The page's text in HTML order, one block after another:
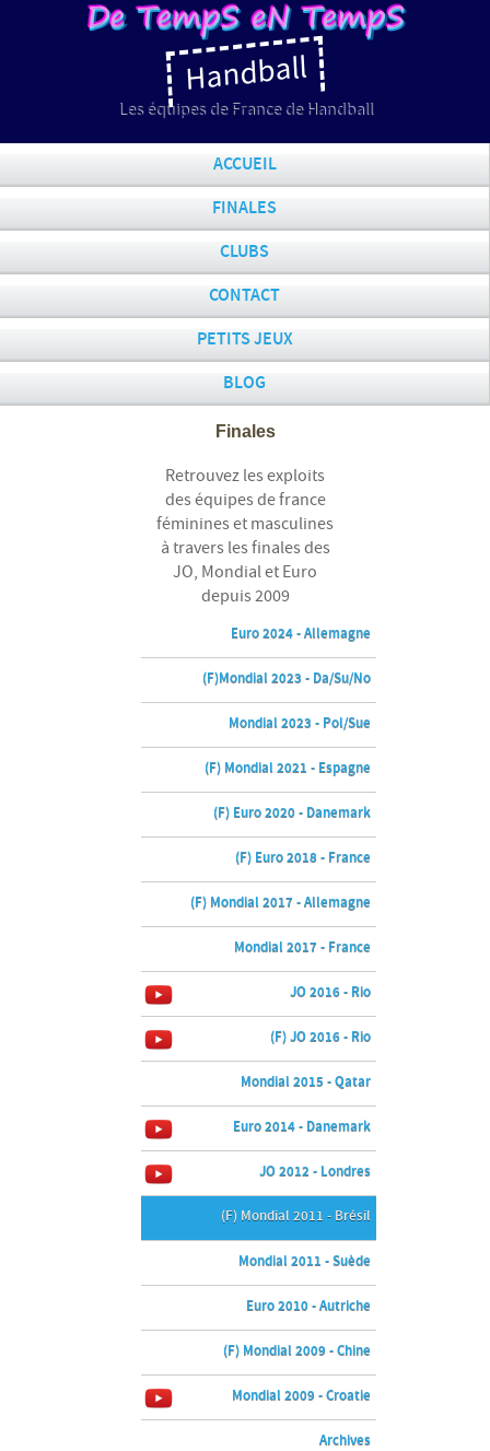
Handball
Les équipes de France de Handball
ACCUEIL
FINALES
CLUBS
CONTACT
PETITS JEUX
BLOG
Finales
Retrouvez les exploits
des équipes de france
féminines et masculines
à travers les finales des
JO, Mondial et Euro
depuis 2009
Euro 2024 - Allemagne
(F)Mondial 2023 - Da/Su/No
Mondial 2023 - Pol/Sue
(F) Mondial 2021 - Espagne
(F) Euro 2020 - Danemark
(F) Euro 2018 - France
(F) Mondial 2017 - Allemagne
Mondial 2017 - France
JO 2016 - Rio
(F) JO 2016 - Rio
Mondial 2015 - Qatar
Euro 2014 - Danemark
JO 2012 - Londres
(F) Mondial 2011 - Brésil
Mondial 2011 - Suède
Euro 2010 - Autriche
(F) Mondial 2009 - Chine
Mondial 2009 - Croatie
Archives